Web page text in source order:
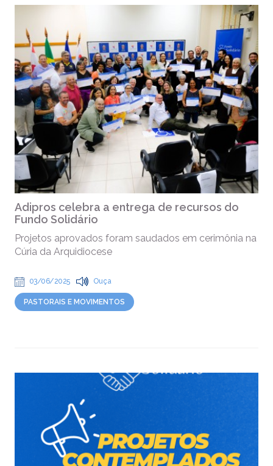
Adipros celebra a entrega de recursos do
Fundo Solidário
Projetos aprovados foram saudados em cerimônia na
Cúria da Arquidiocese
03/06/2025 Ouça
PASTORAIS E MOVIMENTOS